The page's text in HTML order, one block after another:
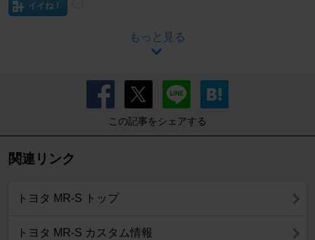
イイね！
もっと見る
この記事をシェアする
関連リンク
トヨタ MR-S トップ
トヨタ MR-S カスタム情報